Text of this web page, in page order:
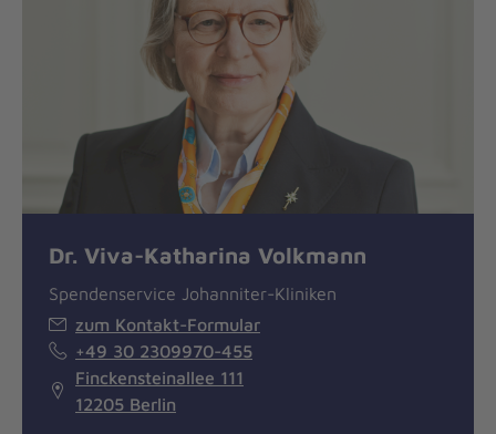
Dr. Viva-Katharina Volkmann
Spendenservice Johanniter-Kliniken
zum Kontakt-Formular
+49 30 2309970-455
Finckensteinallee 111
12205 Berlin